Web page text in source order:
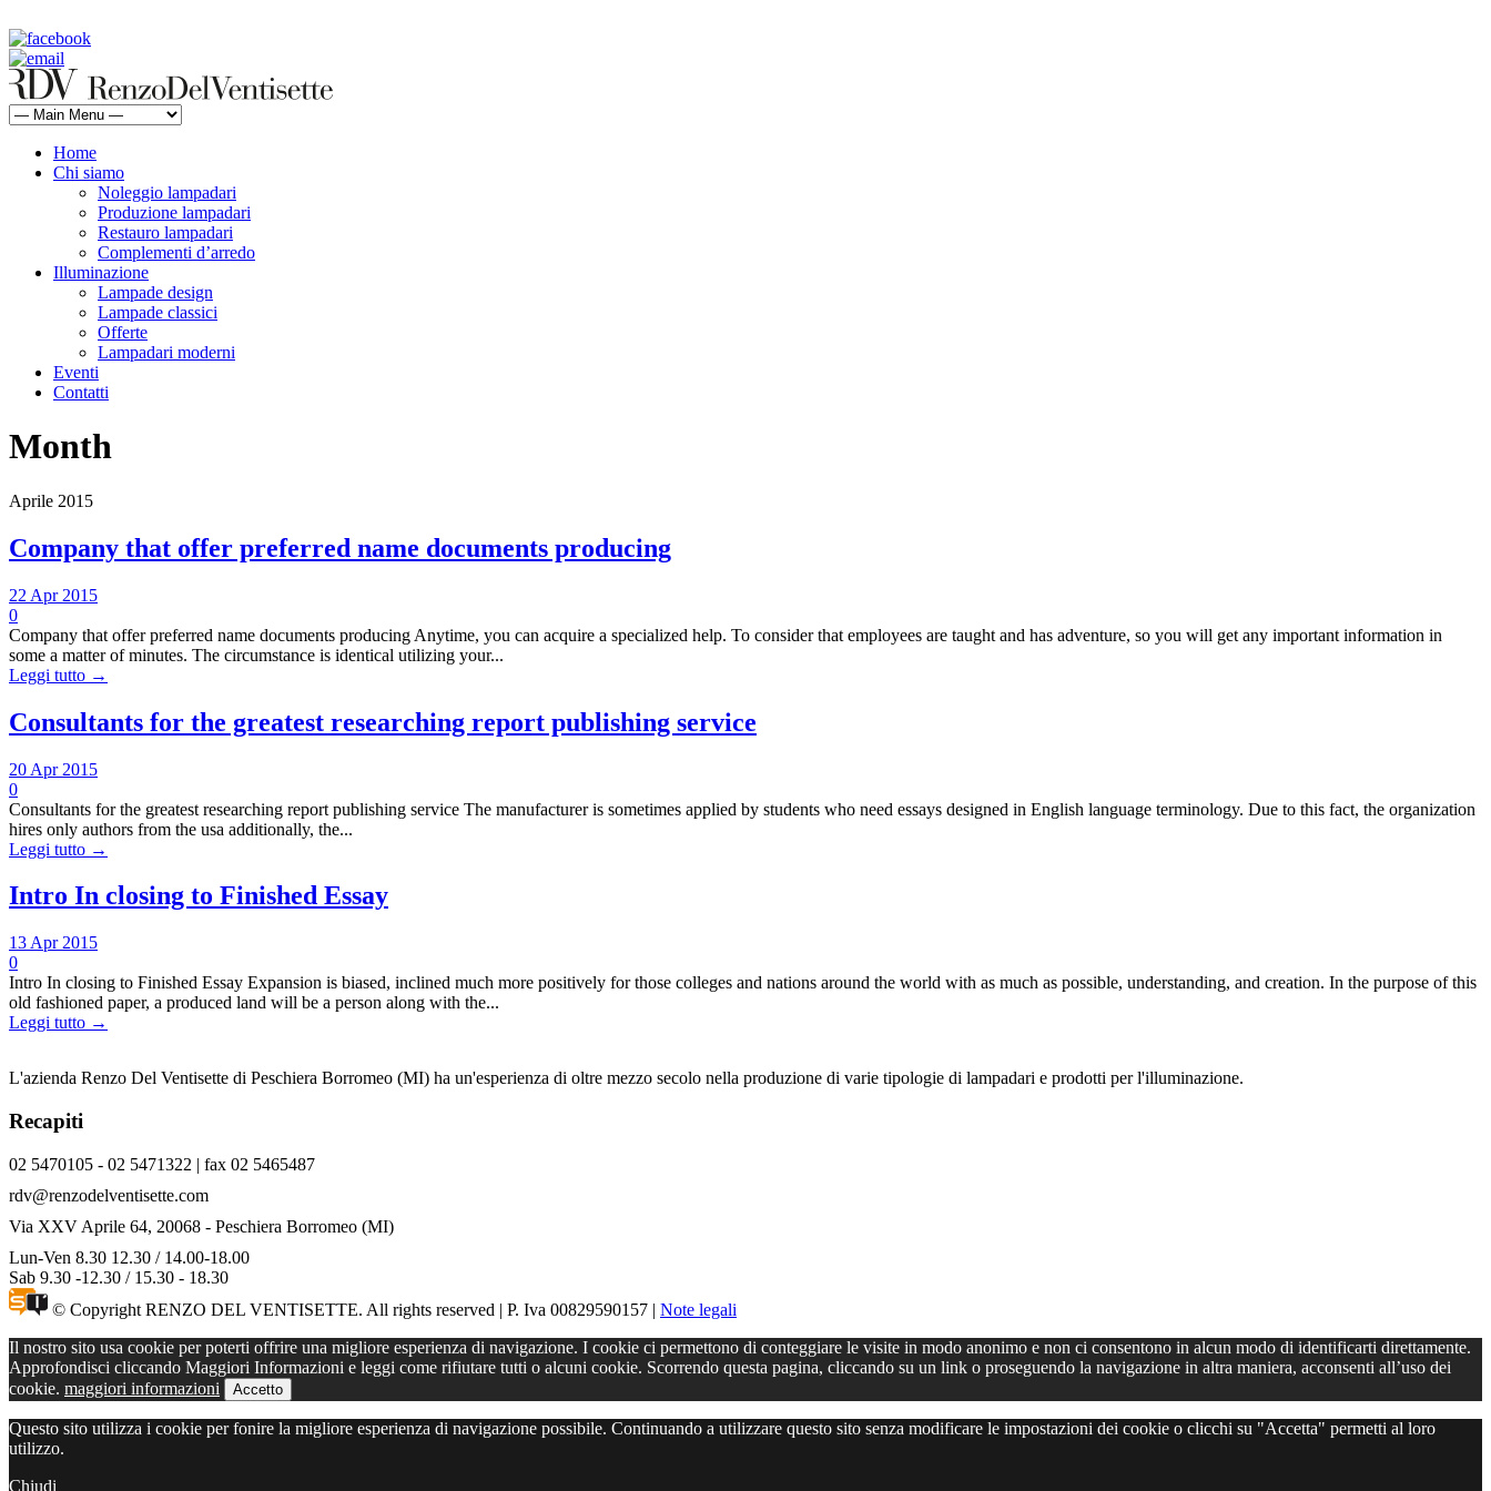
Home
Chi siamo
Noleggio lampadari
Produzione lampadari
Restauro lampadari
Complementi d’arredo
Illuminazione
Lampade design
Lampade classici
Offerte
Lampadari moderni
Eventi
Contatti
Month
Aprile 2015
Company that offer preferred name documents producing
22 Apr 2015
0
Company that offer preferred name documents producing Anytime, you can acquire a specialized help. To consider that employees are taught and has adventure, so you will get any important information in
some a matter of minutes. The circumstance is identical utilizing your...
Leggi tutto →
Consultants for the greatest researching report publishing service
20 Apr 2015
0
Consultants for the greatest researching report publishing service The manufacturer is sometimes applied by students who need essays designed in English language terminology. Due to this fact, the organization
hires only authors from the usa additionally, the...
Leggi tutto →
Intro In closing to Finished Essay
13 Apr 2015
0
Intro In closing to Finished Essay Expansion is biased, inclined much more positively for those colleges and nations around the world with as much as possible, understanding, and creation. In the purpose of this
old fashioned paper, a produced land will be a person along with the...
Leggi tutto →
L'azienda Renzo Del Ventisette di Peschiera Borromeo (MI) ha un'esperienza di oltre mezzo secolo nella produzione di varie tipologie di lampadari e prodotti per l'illuminazione.
Recapiti
02 5470105 - 02 5471322 | fax 02 5465487
rdv@renzodelventisette.com
Via XXV Aprile 64, 20068 - Peschiera Borromeo (MI)
Lun-Ven 8.30 12.30 / 14.00-18.00
Sab 9.30 -12.30 / 15.30 - 18.30
© Copyright RENZO DEL VENTISETTE. All rights reserved | P. Iva 00829590157 | Note legali
Il nostro sito usa cookie per poterti offrire una migliore esperienza di navigazione. I cookie ci permettono di conteggiare le visite in modo anonimo e non ci consentono in alcun modo di identificarti direttamente.
Approfondisci cliccando Maggiori Informazioni e leggi come rifiutare tutti o alcuni cookie. Scorrendo questa pagina, cliccando su un link o proseguendo la navigazione in altra maniera, acconsenti all’uso dei
cookie. maggiori informazioni Accetto
Questo sito utilizza i cookie per fonire la migliore esperienza di navigazione possibile. Continuando a utilizzare questo sito senza modificare le impostazioni dei cookie o clicchi su "Accetta" permetti al loro
utilizzo.
Chiudi